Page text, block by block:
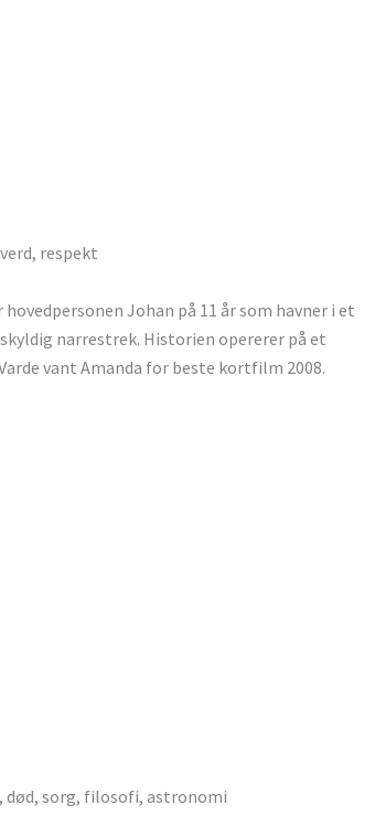
respekt
Johan på 11 år som havner i et
narrestrek. Historien opererer på et
vant Amanda for beste kortfilm 2008.
sorg, filosofi, astronomi